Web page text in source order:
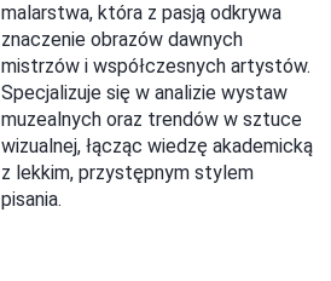
malarstwa, która z pasją odkrywa
znaczenie obrazów dawnych
mistrzów i współczesnych artystów.
Specjalizuje się w analizie wystaw
muzealnych oraz trendów w sztuce
wizualnej, łącząc wiedzę akademicką
z lekkim, przystępnym stylem
pisania.